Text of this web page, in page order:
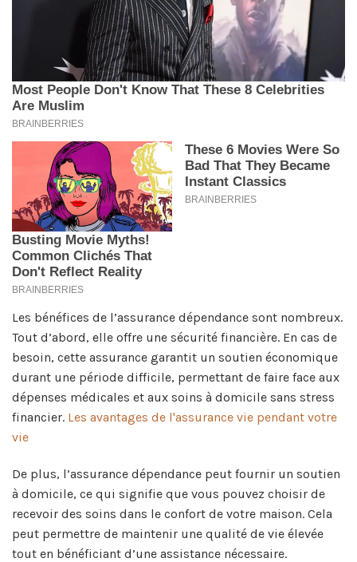
Les bénéfices de l’assurance dépendance sont nombreux.
Tout d’abord, elle offre une sécurité financière. En cas de
besoin, cette assurance garantit un soutien économique
durant une période difficile, permettant de faire face aux
dépenses médicales et aux soins à domicile sans stress
financier. Les avantages de l'assurance vie pendant votre
vie
De plus, l’assurance dépendance peut fournir un soutien
à domicile, ce qui signifie que vous pouvez choisir de
recevoir des soins dans le confort de votre maison. Cela
peut permettre de maintenir une qualité de vie élevée
tout en bénéficiant d’une assistance nécessaire.